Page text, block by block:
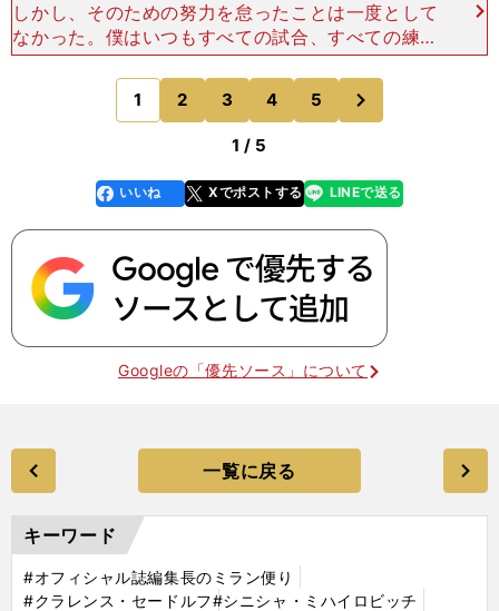
しかし、そのための努力を怠ったことは一度として
なかった。僕はいつもすべての試合、すべての練習
に全身全霊で打ち込んできた。ミランのサポーター
に対しては永遠に感謝の気持ちを持ち続けるだろ
う」 これは最終節
1 2 3 4 5
のページへ
1 / 5
faceboo
k
いいね Xでポストする
line LINEで送る
Googleの「優先ソース」について
一覧に戻る
キーワード
#オフィシャル誌編集長のミラン便り
#クラレンス・セードルフ#シニシャ・ミハイロビッチ